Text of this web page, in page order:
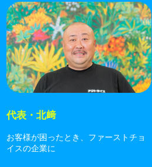
代表・北﨑
お客様が困ったとき、ファーストチョ
イスの企業に